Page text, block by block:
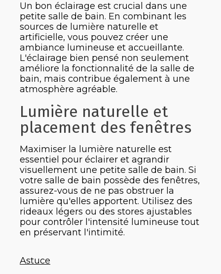
Un bon éclairage est crucial dans une
petite salle de bain. En combinant les
sources de lumière naturelle et
artificielle, vous pouvez créer une
ambiance lumineuse et accueillante.
L'éclairage bien pensé non seulement
améliore la fonctionnalité de la salle de
bain, mais contribue également à une
atmosphère agréable.
Lumière naturelle et
placement des fenêtres
Maximiser la lumière naturelle est
essentiel pour éclairer et agrandir
visuellement une petite salle de bain. Si
votre salle de bain possède des fenêtres,
assurez-vous de ne pas obstruer la
lumière qu'elles apportent. Utilisez des
rideaux légers ou des stores ajustables
pour contrôler l'intensité lumineuse tout
en préservant l'intimité.
Astuce